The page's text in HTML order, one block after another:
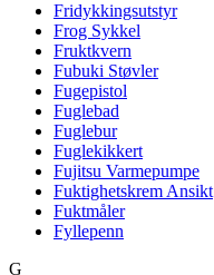
Fridykkingsutstyr
Frog Sykkel
Fruktkvern
Fubuki Støvler
Fugepistol
Fuglebad
Fuglebur
Fuglekikkert
Fujitsu Varmepumpe
Fuktighetskrem Ansikt
Fuktmåler
Fyllepenn
G